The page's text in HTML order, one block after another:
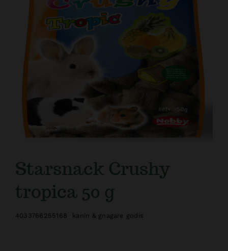
Starsnack Crushy
tropica 50 g
4033766255168 kanin & gnagare godis